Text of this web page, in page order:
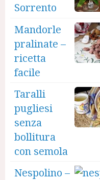
Sorrento
Mandorle
pralinate –
ricetta
facile
Taralli
pugliesi
senza
bollitura
con semola
Nespolino –